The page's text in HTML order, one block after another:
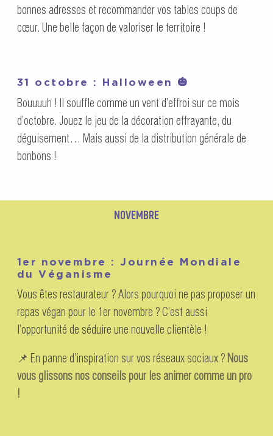
bonnes adresses et recommander vos tables coups de
cœur. Une belle façon de valoriser le territoire !
31 octobre : Halloween 🎃
Bouuuuh ! Il souffle comme un vent d’effroi sur ce mois
d’octobre. Jouez le jeu de la décoration effrayante, du
déguisement… Mais aussi de la distribution générale de
bonbons !
NOVEMBRE
1er novembre : Journée Mondiale
du Véganisme
Vous êtes restaurateur ? Alors pourquoi ne pas proposer un
repas végan pour le 1er novembre ? C’est aussi
l’opportunité de séduire une nouvelle clientèle !
📌 En panne d’inspiration sur vos réseaux sociaux ? Nous
vous glissons nos conseils pour les animer comme un pro
!